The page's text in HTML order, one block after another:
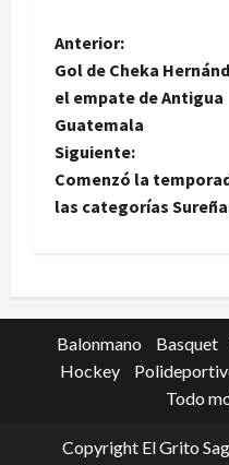
N
a
v
e
c
i
Anterior:
Gol de Cheka
el empate de Antigua
Guatemala
Siguiente:
Comenzó la
las categorías
Balonmano Basquet
Hockey
Todo
Copyright El Grito